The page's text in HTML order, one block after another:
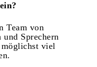
Team von
und Sprechern
viel